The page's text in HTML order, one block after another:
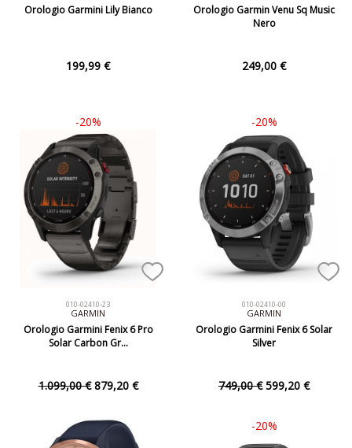
Orologio Garmini Lily Bianco
199,99 €
Orologio Garmin Venu Sq Music
Nero
249,00 €
-20%
010-02410-23
GARMIN
Orologio Garmini Fenix 6 Pro
Solar Carbon Gr…
1.099,00 €879,20 €
-20%
010-02410-00
GARMIN
Orologio Garmini Fenix 6 Solar
Silver
749,00 €599,20 €
-20%